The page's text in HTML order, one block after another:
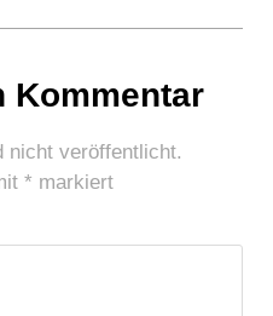
Kommentar
nicht veröffentlicht.
* markiert